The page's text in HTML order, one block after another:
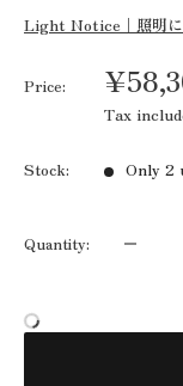
Light Notice｜照明に
Price: Sale
price
Tax
Stock: Only 2
Quantity: